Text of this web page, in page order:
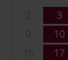
3
10
17